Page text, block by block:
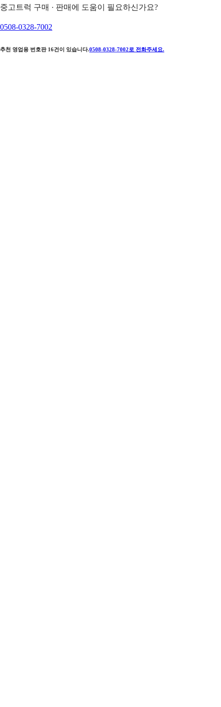
중고트럭 구매 · 판매에 도움이 필요하신가요?
0508-0328-7002
추천 영업용 번호판 16건이 있습니다.0508-0328-7002 로 전화주세요.